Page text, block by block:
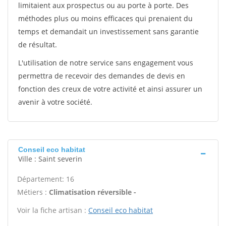
limitaient aux prospectus ou au porte à porte. Des
méthodes plus ou moins efficaces qui prenaient du
temps et demandait un investissement sans garantie
de résultat.
L'utilisation de notre service sans engagement vous
permettra de recevoir des demandes de devis en
fonction des creux de votre activité et ainsi assurer un
avenir à votre société.
Conseil eco habitat
Ville : Saint severin
Département: 16
Métiers : Climatisation réversible -
Voir la fiche artisan : Conseil eco habitat